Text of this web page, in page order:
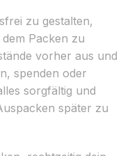
zu gestalten,
Packen zu
vorher aus und
spenden oder
sorgfältig und
später zu